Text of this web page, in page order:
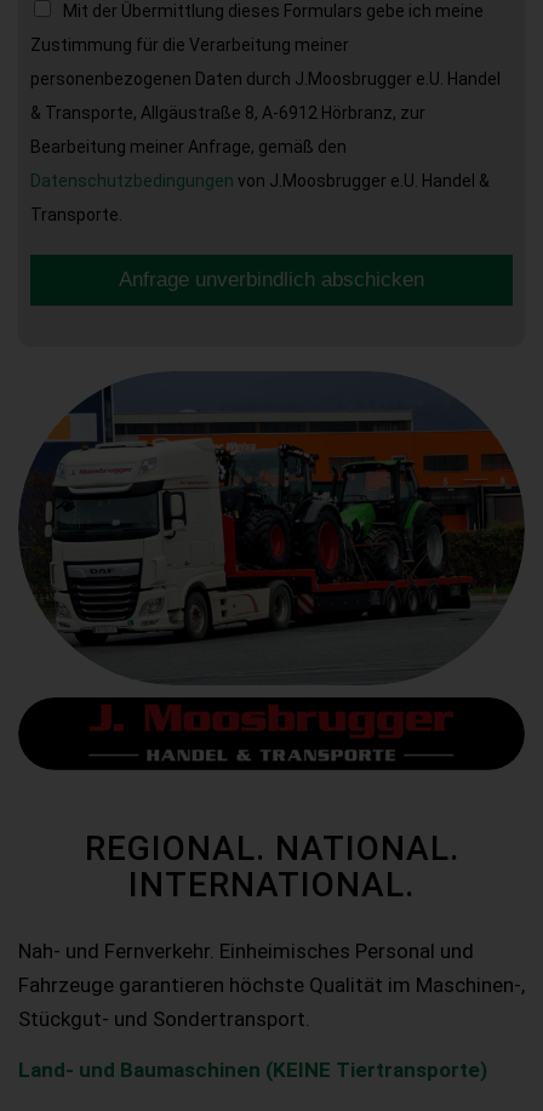
Mit der Übermittlung dieses Formulars gebe ich meine
Zustimmung für die Verarbeitung meiner
personenbezogenen Daten durch J.Moosbrugger e.U. Handel
& Transporte, Allgäustraße 8, A-6912 Hörbranz, zur
Bearbeitung meiner Anfrage, gemäß den
Datenschutzbedingungen von J.Moosbrugger e.U. Handel &
Transporte.
Anfrage unverbindlich abschicken
REGIONAL. NATIONAL.
INTERNATIONAL.
Nah- und Fernverkehr. Einheimisches Personal und
Fahrzeuge garantieren höchste Qualität im Maschinen-,
Stückgut- und Sondertransport.
Land- und Baumaschinen (KEINE Tiertransporte)